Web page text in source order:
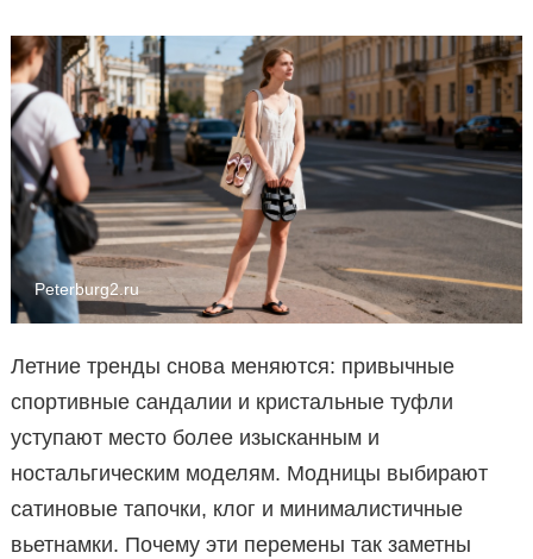
Peterburg2.ru
Летние тренды снова меняются: привычные
спортивные сандалии и кристальные туфли
уступают место более изысканным и
ностальгическим моделям. Модницы выбирают
сатиновые тапочки, клог и минималистичные
вьетнамки. Почему эти перемены так заметны